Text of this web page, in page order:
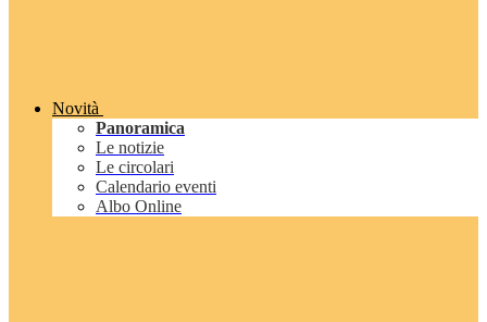
Novità
Panoramica
Le notizie
Le circolari
Calendario eventi
Albo Online